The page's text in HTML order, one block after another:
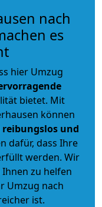
nach
es
hier Umzug
bietet. Mit
können
reibungslos und
dafür, dass Ihre
werden. Wir
zu helfen
Umzug nach
ist.